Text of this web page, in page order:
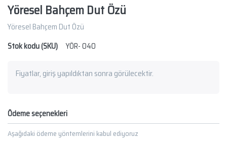
Yöresel Bahçem Dut Özü
Yöresel Bahçem Dut Özü
Stok kodu (SKU)
YÖR- 040
Fiyatlar, giriş yapıldıktan sonra görülecektir.
Ödeme seçenekleri
Aşağıdaki ödeme yöntemlerini kabul ediyoruz